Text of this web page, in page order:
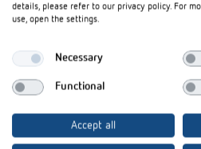
Artikel-Nr. 9070212
Dose
RAMSES 714 und SOTHIS
details, please refer to our privacy policy. For
use, open the settings.
Necessary
Functional
Accept all